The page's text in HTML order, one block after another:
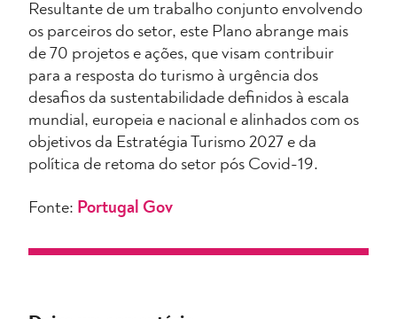
Resultante de um trabalho conjunto envolvendo
os parceiros do setor, este Plano abrange mais
de 70 projetos e ações, que visam contribuir
para a resposta do turismo à urgência dos
desafios da sustentabilidade definidos à escala
mundial, europeia e nacional e alinhados com os
objetivos da Estratégia Turismo 2027 e da
política de retoma do setor pós Covid-19.
Fonte: Portugal Gov